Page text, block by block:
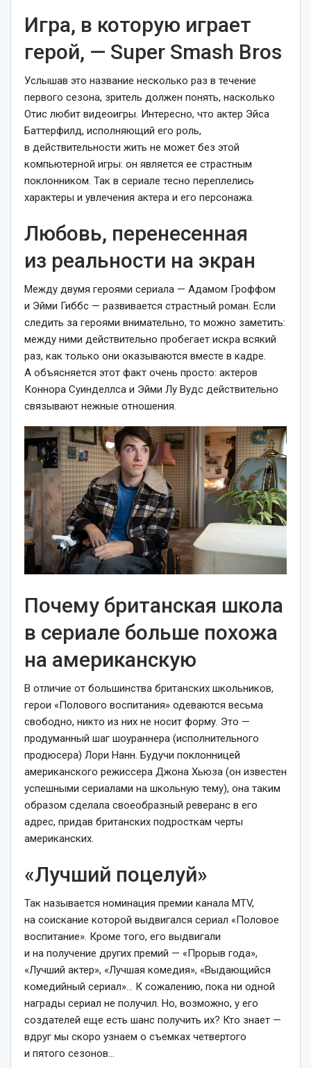
Игра, в которую играет
герой, — Super Smash Bros
Услышав это название несколько раз в течение
первого сезона, зритель должен понять, насколько
Отис любит видеоигры. Интересно, что актер Эйса
Баттерфилд, исполняющий его роль,
в действительности жить не может без этой
компьютерной игры: он является ее страстным
поклонником. Так в сериале тесно переплелись
характеры и увлечения актера и его персонажа.
Любовь, перенесенная
из реальности на экран
Между двумя героями сериала — Адамом Гроффом
и Эйми Гиббс — развивается страстный роман. Если
следить за героями внимательно, то можно заметить:
между ними действительно пробегает искра всякий
раз, как только они оказываются вместе в кадре.
А объясняется этот факт очень просто: актеров
Коннора Суинделлса и Эйми Лу Вудс действительно
связывают нежные отношения.
Почему британская школа
в сериале больше похожа
на американскую
В отличие от большинства британских школьников,
герои «Полового воспитания» одеваются весьма
свободно, никто из них не носит форму. Это —
продуманный шаг шоураннера (исполнительного
продюсера) Лори Нанн. Будучи поклонницей
американского режиссера Джона Хьюза (он известен
успешными сериалами на школьную тему), она таким
образом сделала своеобразный реверанс в его
адрес, придав британских подросткам черты
американских.
«Лучший поцелуй»
Так называется номинация премии канала MTV,
на соискание которой выдвигался сериал «Половое
воспитание». Кроме того, его выдвигали
и на получение других премий — «Прорыв года»,
«Лучший актер», «Лучшая комедия», «Выдающийся
комедийный сериал»… К сожалению, пока ни одной
награды сериал не получил. Но, возможно, у его
создателей еще есть шанс получить их? Кто знает —
вдруг мы скоро узнаем о съемках четвертого
и пятого сезонов…